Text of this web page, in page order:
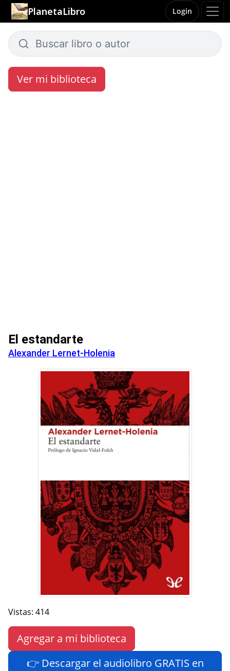
PlanetaLibro Login
Ver mi biblioteca
El estandarte
Alexander Lernet-Holenia
Vistas: 414
Agregar a mi biblioteca
👉 Descargar el audiolibro GRATIS en